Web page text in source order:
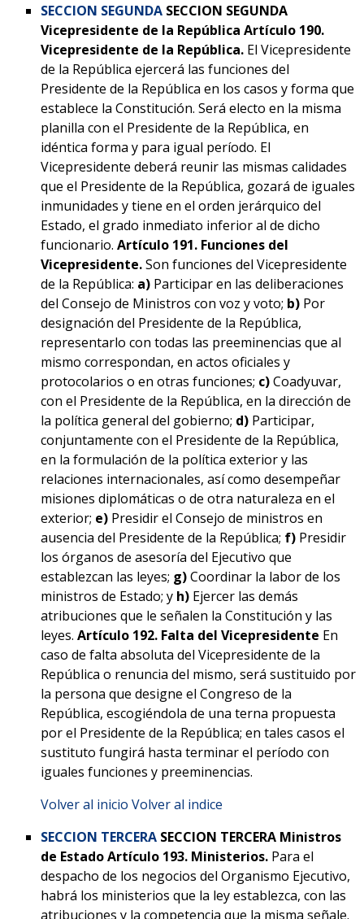
SECCION SEGUNDA SECCION SEGUNDA
Vicepresidente de la República Artículo 190.
Vicepresidente de la República. El Vicepresidente
de la República ejercerá las funciones del
Presidente de la República en los casos y forma que
establece la Constitución. Será electo en la misma
planilla con el Presidente de la República, en
idéntica forma y para igual período. El
Vicepresidente deberá reunir las mismas calidades
que el Presidente de la República, gozará de iguales
inmunidades y tiene en el orden jerárquico del
Estado, el grado inmediato inferior al de dicho
funcionario. Artículo 191. Funciones del
Vicepresidente.Son funciones del Vicepresidente
de la República: a) Participar en las deliberaciones
del Consejo de Ministros con voz y voto; b) Por
designación del Presidente de la República,
representarlo con todas las preeminencias que al
mismo correspondan, en actos oficiales y
protocolarios o en otras funciones; c)Coadyuvar,
con el Presidente de la República, en la dirección de
la política general del gobierno; d) Participar,
conjuntamente con el Presidente de la República,
en la formulación de la política exterior y las
relaciones internacionales, así como desempeñar
misiones diplomáticas o de otra naturaleza en el
exterior; e) Presidir el Consejo de ministros en
ausencia del Presidente de la República; f) Presidir
los órganos de asesoría del Ejecutivo que
establezcan las leyes; g)Coordinar la labor de los
ministros de Estado; y h) Ejercer las demás
atribuciones que le señalen la Constitución y las
leyes. Artículo 192. Falta del Vicepresidente En
caso de falta absoluta del Vicepresidente de la
República o renuncia del mismo, será sustituido por
la persona que designe el Congreso de la
República, escogiéndola de una terna propuesta
por el Presidente de la República; en tales casos el
sustituto fungirá hasta terminar el período con
iguales funciones y preeminencias.
Volver al inicio Volver al indice
SECCION TERCERA SECCION TERCERA Ministros
de EstadoArtículo 193. Ministerios. Para el
despacho de los negocios del Organismo Ejecutivo,
habrá los ministerios que la ley establezca, con las
atribuciones y la competencia que la misma señale.